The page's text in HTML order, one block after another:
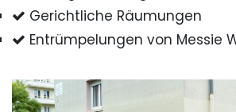
Gerichtliche Räumungen
Entrümpelungen von Messie